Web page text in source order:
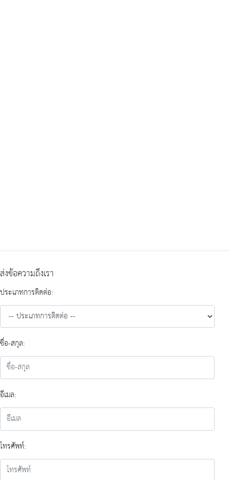
ส่งข้อความถึงเรา
ประเภทการติดต่อ:
ชื่อ-สกุล:
อีเมล:
โทรศัพท์: